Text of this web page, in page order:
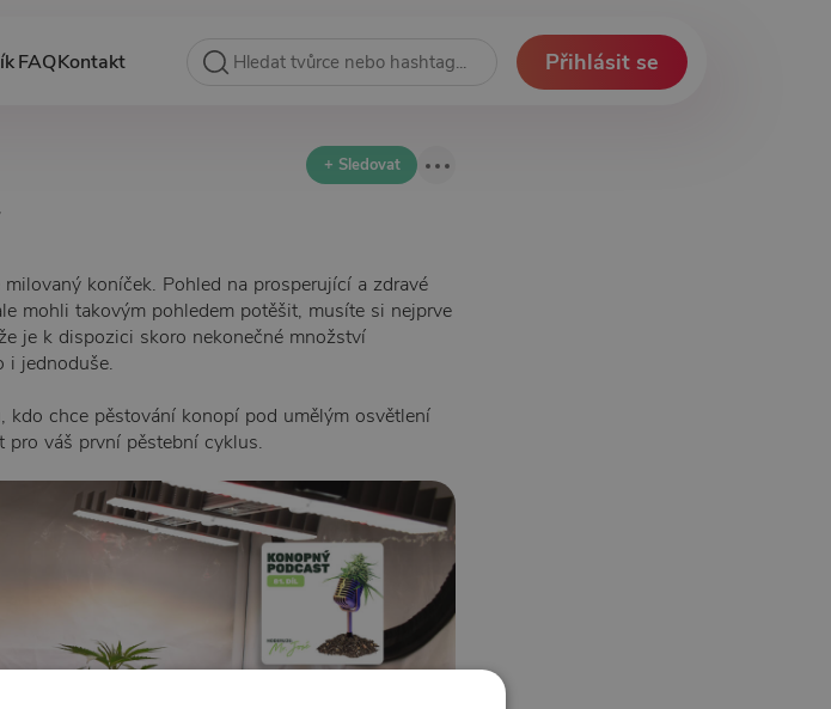
FAQKontakt Přihlásit se
+ Sledovat
koníček. Pohled na prosperující a zdravé
mohli takovým pohledem potěšit, musíte si nejprve
je k dispozici skoro nekonečné množství
i jednoduše.
chce pěstování konopí pod umělým osvětlení
váš první pěstební cyklus.